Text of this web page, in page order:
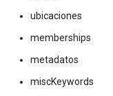
ubicaciones
memberships
metadatos
miscKeywords